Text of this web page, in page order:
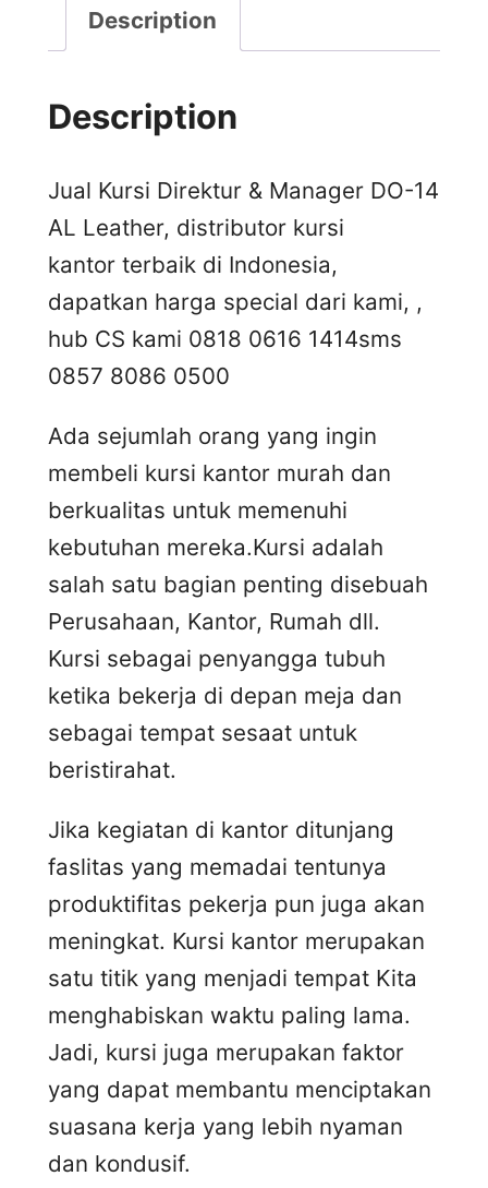
Description
Description
Jual Kursi Direktur & Manager DO-14
AL Leather, distributor kursi
kantor terbaik di Indonesia,
dapatkan harga special dari kami, ,
hub CS kami 0818 0616 1414sms
0857 8086 0500
Ada sejumlah orang yang ingin
membeli kursi kantor murah dan
berkualitas untuk memenuhi
kebutuhan mereka.Kursi adalah
salah satu bagian penting disebuah
Perusahaan, Kantor, Rumah dll.
Kursi sebagai penyangga tubuh
ketika bekerja di depan meja dan
sebagai tempat sesaat untuk
beristirahat.
Jika kegiatan di kantor ditunjang
faslitas yang memadai tentunya
produktifitas pekerja pun juga akan
meningkat. Kursi kantor merupakan
satu titik yang menjadi tempat Kita
menghabiskan waktu paling lama.
Jadi, kursi juga merupakan faktor
yang dapat membantu menciptakan
suasana kerja yang lebih nyaman
dan kondusif.